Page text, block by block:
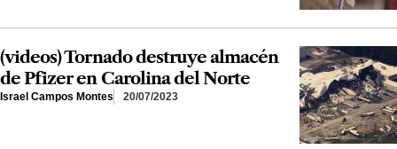
(videos) Tornado destruye almacén
de Pfizer en Carolina del Norte
Israel Campos Montes 20/07/2023